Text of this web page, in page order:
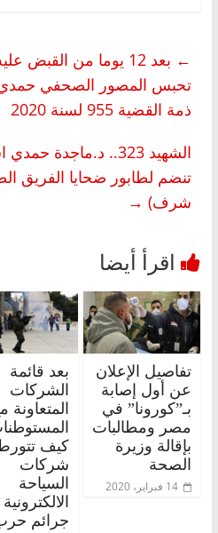
←
بعد 12 يوما من
ذمة القضية 955 لسنة 2020
الشهيد 323.. د.ماجدة
تنضم لطابور ضحايا الفريق
شرف) →
تفاصيل الإعلان
عن أول إصابة
بـ”كورونا” في
مصر ومطالبات
بإقالة وزيرة
الصحة
14 فبراير، 2020
بعد قائمة
الشركات
المتعاونة
كيف
شركات
السياحة
جرائم